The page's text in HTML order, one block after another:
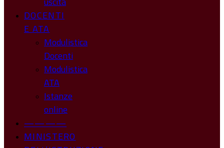
DOCENTI
E ATA
Modulistica
Docenti
Modulistica
ATA
Istanze
online
————
MINISTERO